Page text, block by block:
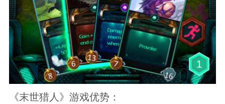
《末世猎人》游戏优势：